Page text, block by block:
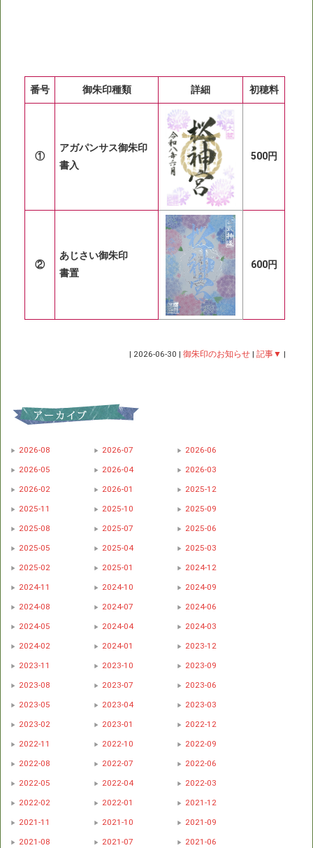
2026-08 2026-07
2026-06
2026-05
2026-04
2026-03
2026-02
2026-01
2025-12
2025-11
2025-10
2025-09
2025-08
2025-07
2025-06
2025-05
2025-04
2025-03
2025-02
2025-01
2024-12
2024-11
2024-10
2024-09
2024-08
2024-07
2024-06
2024-05
2024-04
2024-03
2024-02
2024-01
2023-12
2023-11
2023-10
2023-09
2023-08
2023-07
2023-06
2023-05
2023-04
2023-03
2023-02
2023-01
2022-12
2022-11
2022-10
2022-09
2022-08
2022-07
2022-06
2022-05
2022-04
2022-03
2022-02
2022-01
2021-12
2021-11
2021-10
2021-09
2021-08
2021-07
2021-06
番号 御朱印種類 詳細 初穂料
①
アガパンサス御朱印
書入
500円
②
あじさい御朱印
書置
600円
| 2026-06-30 |御朱印のお知らせ |記事▼ |